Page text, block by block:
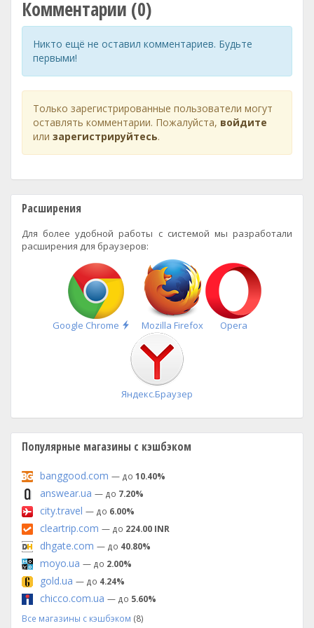
Комментарии (0)
Никто ещё не оставил комментариев. Будьте
первыми!
Только зарегистрированные пользователи могут
оставлять комментарии. Пожалуйста, войдите
или зарегистрируйтесь.
Расширения
Для более удобной работы с системой мы разработали
расширения для браузеров:
Google Chrome
Быстрая
установка
Mozilla Firefox Opera
Яндекс.Браузер
Популярные магазины с кэшбэком
banggood.com — до 10.40%
answear.ua — до 7.20%
city.travel — до 6.00%
cleartrip.com — до 224.00 INR
dhgate.com — до 40.80%
moyo.ua — до 2.00%
gold.ua — до 4.24%
chicco.com.ua — до 5.60%
Все магазины с кэшбэком (8)